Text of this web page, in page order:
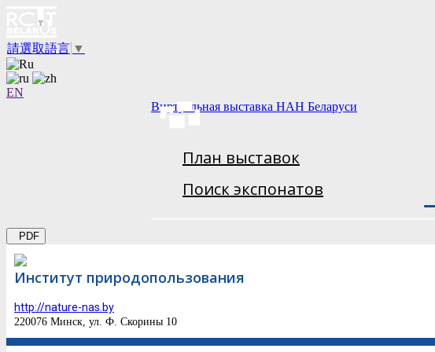
請選取語言 ▼
EN
Виртуальная выставка НАН Беларуси
План выставок
Поиск экспонатов
PDF
Институт природопользования
http://nature-nas.by
220076 Минск, ул. Ф. Скорины 10